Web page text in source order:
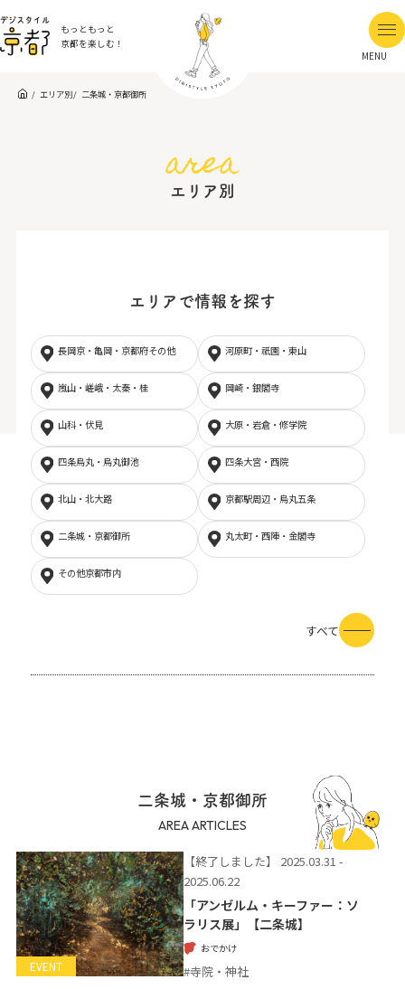
もっともっと
京都を楽しむ！
MENU
エリア別 二条城・京都御所
area
エリア別
エリアで情報を探す
長岡京・亀岡・京都府その他 河原町・祇園・東山
嵐山・嵯峨・太秦・桂 岡崎・銀閣寺
山科・伏見 大原・岩倉・修学院
四条烏丸・烏丸御池 四条大宮・西院
北山・北大路 京都駅周辺・烏丸五条
二条城・京都御所 丸太町・西陣・金閣寺
その他京都市内
すべて
二条城・京都御所
AREA ARTICLES
EVENT
【終了しました】
2025.03.31 -
2025.06.22
「アンゼルム・キーファー：ソ
ラリス展」【二条城】
おでかけ
#寺院・神社